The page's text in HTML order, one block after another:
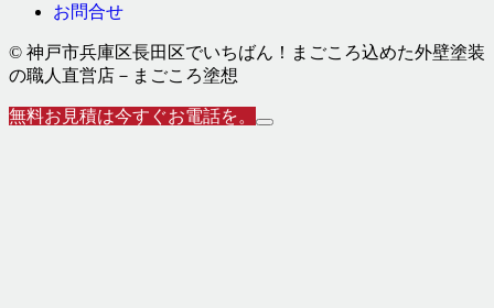
お問合せ
© 神戸市兵庫区長田区でいちばん！まごころ込めた外壁塗装
の職人直営店－まごころ塗想
無料お見積は今すぐお電話を。